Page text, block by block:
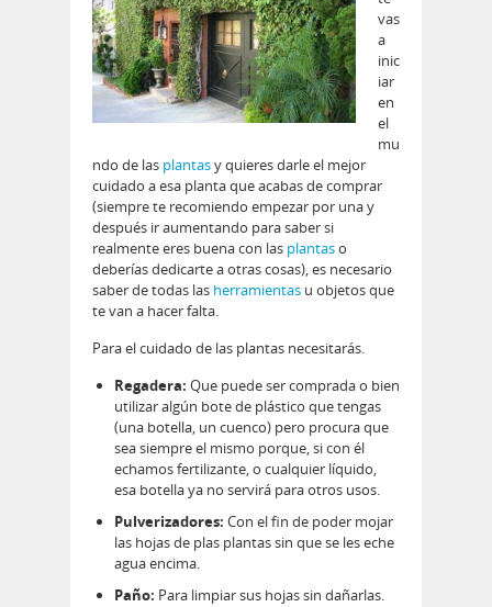
vas
a
inic
iar
en
el
mu
ndo de las plantasy quieres darle el mejor
cuidado a esa planta que acabas de comprar
(siempre te recomiendo empezar por una y
después ir aumentando para saber si
realmente eres buena con las plantaso
deberías dedicarte a otras cosas), es necesario
saber de todas las herramientas u objetos que
te van a hacer falta.
Para el cuidado de las plantas necesitarás.
Regadera: Que puede ser comprada o bien
utilizar algún bote de plástico que tengas
(una botella, un cuenco) pero procura que
sea siempre el mismo porque, si con él
echamos fertilizante, o cualquier líquido,
esa botella ya no servirá para otros usos.
Pulverizadores: Con el fin de poder mojar
las hojas de plas plantas sin que se les eche
agua encima.
Paño: Para limpiar sus hojas sin dañarlas.